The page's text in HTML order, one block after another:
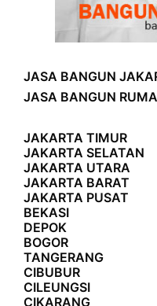
JASA BANGUN
JASA BANGUN
JAKARTA TIMUR
JAKARTA SELATAN
JAKARTA UTARA
JAKARTA BARAT
JAKARTA PUSAT
BEKASI
DEPOK
BOGOR
TANGERANG
CIBUBUR
CILEUNGSI
CIKARANG